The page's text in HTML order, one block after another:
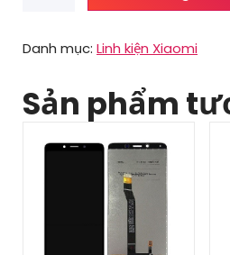
Redmi
lượng
Danh mục: Linh kiện Xiaomi
Sản phẩm